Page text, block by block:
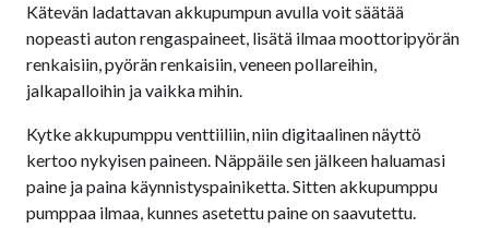
Kätevän ladattavan akkupumpun avulla voit säätää
nopeasti auton rengaspaineet, lisätä ilmaa moottoripyörän
renkaisiin, pyörän renkaisiin, veneen pollareihin,
jalkapalloihin ja vaikka mihin.
Kytke akkupumppu venttiiliin, niin digitaalinen näyttö
kertoo nykyisen paineen. Näppäile sen jälkeen haluamasi
paine ja paina käynnistyspainiketta. Sitten akkupumppu
pumppaa ilmaa, kunnes asetettu paine on saavutettu.